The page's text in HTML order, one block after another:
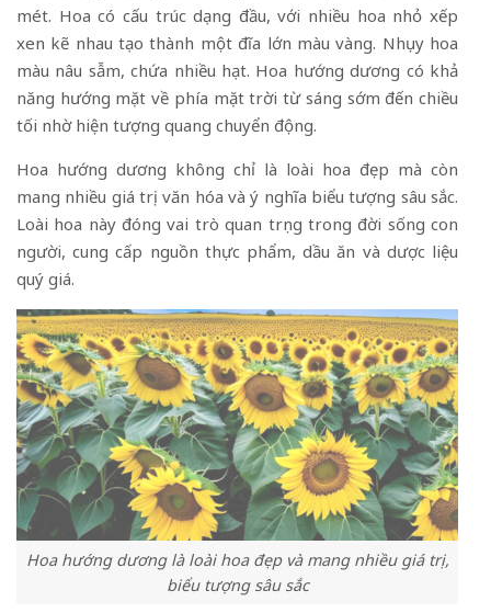
mét. Hoa có cấu trúc dạng đầu, với nhiều hoa nhỏ xếp
xen kẽ nhau tạo thành một đĩa lớn màu vàng. Nhụy hoa
màu nâu sẫm, chứa nhiều hạt. Hoa hướng dương có khả
năng hướng mặt về phía mặt trời từ sáng sớm đến chiều
tối nhờ hiện tượng quang chuyển động.
Hoa hướng dương không chỉ là loài hoa đẹp mà còn
mang nhiều giá trị văn hóa và ý nghĩa biểu tượng sâu sắc.
Loài hoa này đóng vai trò quan trọng trong đời sống con
người, cung cấp nguồn thực phẩm, dầu ăn và dược liệu
quý giá.
Hoa hướng dương là loài hoa đẹp và mang nhiều giá trị,
biểu tượng sâu sắc